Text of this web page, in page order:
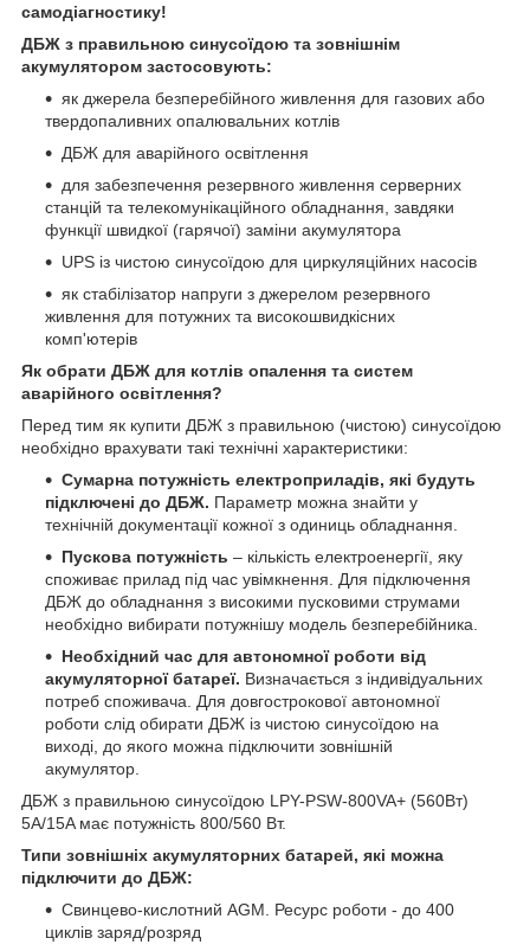
самодіагностику!
ДБЖ з правильною синусоїдою та зовнішнім
акумулятором застосовують:
як джерела безперебійного живлення для газових або
твердопаливних опалювальних котлів
ДБЖ для аварійного освітлення
для забезпечення резервного живлення серверних
станцій та телекомунікаційного обладнання, завдяки
функції швидкої (гарячої) заміни акумулятора
UPS із чистою синусоїдою для циркуляційних насосів
як стабілізатор напруги з джерелом резервного
живлення для потужних та високошвидкісних
комп'ютерів
Як обрати ДБЖ для котлів опалення та систем
аварійного освітлення?
Перед тим як купити ДБЖ з правильною (чистою) синусоїдою
необхідно врахувати такі технічні характеристики:
Сумарна потужність електроприладів, які будуть
підключені до ДБЖ. Параметр можна знайти у
технічній документації кожної з одиниць обладнання.
Пускова потужність – кількість електроенергії, яку
споживає прилад під час увімкнення. Для підключення
ДБЖ до обладнання з високими пусковими струмами
необхідно вибирати потужнішу модель безперебійника.
Необхідний час для автономної роботи від
акумуляторної батареї. Визначається з індивідуальних
потреб споживача. Для довгострокової автономної
роботи слід обирати ДБЖ із чистою синусоїдою на
виході, до якого можна підключити зовнішній
акумулятор.
ДБЖ з правильною синусоїдою LPY-PSW-800VA+ (560Вт)
5A/15A має потужність 800/560 Вт.
Типи зовнішніх акумуляторних батарей, які можна
підключити до ДБЖ:
Свинцево-кислотний AGM. Ресурс роботи - до 400
циклів заряд/розряд